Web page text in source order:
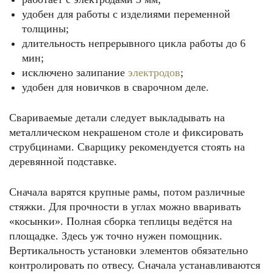
удобен для работы с изделиями переменной
толщины;
длительность непрерывного цикла работы до 6
мин;
исключено залипание электродов;
удобен для новичков в сварочном деле.
Свариваемые детали следует выкладывать на
металлическом некрашеном столе и фиксировать
струбцинами. Сварщику рекомендуется стоять на
деревянной подставке.
Сначала варятся крупные рамы, потом различные
стяжки. Для прочности в углах можно вваривать
«косынки». Полная сборка теплицы ведётся на
площадке. Здесь уж точно нужен помощник.
Вертикальность установки элементов обязательно
контролировать по отвесу. Сначала устанавливаются